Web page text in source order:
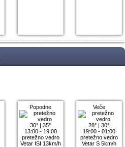
Popodne
30° |35°
13:00 - 19:00
pretežno vedro
Vetar ISI 13km/h
Veče
28° |30°
19:00 - 01:00
pretežno vedro
Vetar S 5km/h